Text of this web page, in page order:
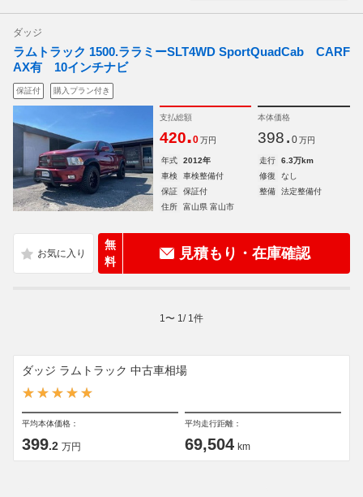
ダッジ
ラムトラック 1500.ララミーSLT4WD SportQuadCab CARF
AX有 10インチナビ
保証付 購入プラン付き
支払総額
420.0 万円
本体価格
398. 0 万円
年式 2012年 走行
6.3万km
車検
車検整備付 修復
なし
保証
保証付 整備
法定整備付
住所
富山県 富山市
無
料
見積もり・在庫確認
1 〜 1 / 1 件
ダッジ ラムトラック 中古車相場
平均本体価格：
399.2 万円
平均走行距離：
69,504 km